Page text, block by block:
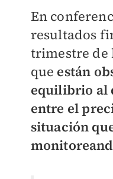
En
resultados
trimestre de
que están
equilibrio al
entre el
situación